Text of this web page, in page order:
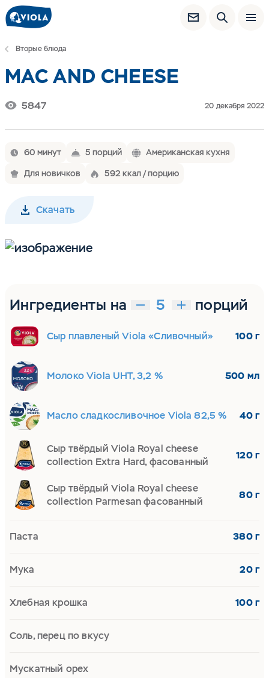
Вторые блюда
МАС AND CHEESE
5847 20 декабря 2022
60 минут 5 порций
Американская кухня
Для новичков
592 ккал / порцию
Скачать
Ингредиенты на порций
Сыр плавленый Viola «Сливочный» 100 г
Молоко Viola UHT, 3,2 % 500 мл
Масло сладкосливочное Viola 82,5 % 40 г
Сыр твёрдый Viola Royal cheese
collection Extra Hard, фасованный
120 г
Сыр твёрдый Viola Royal cheese
collection Parmesan фасованный
80 г
Паста 380 г
Мука 20 г
Хлебная крошка 100 г
Соль, перец по вкусу
Мускатный орех